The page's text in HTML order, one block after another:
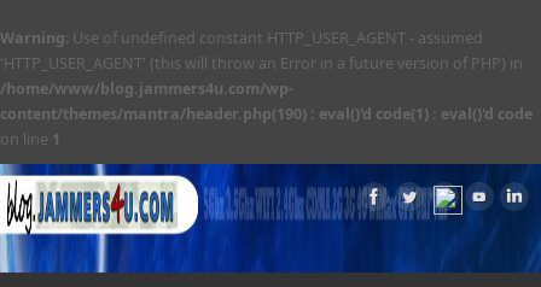
Warning: Use of undefined constant HTTP_USER_AGENT - assumed
'HTTP_USER_AGENT' (this will throw an Error in a future version of PHP) in
/home/www/blog.jammers4u.com/wp-
content/themes/mantra/header.php(190) : eval()'d code(1) : eval()'d code
on line 1